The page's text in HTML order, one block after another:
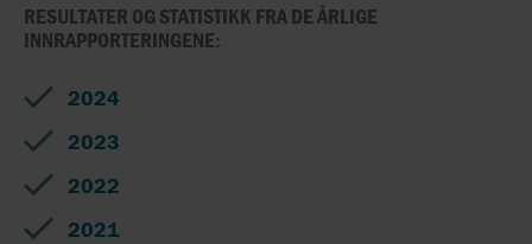
RESULTATER OG STATISTIKK FRA DE ÅRLIGE
INNRAPPORTERINGENE:
2024
2023
2022
2021